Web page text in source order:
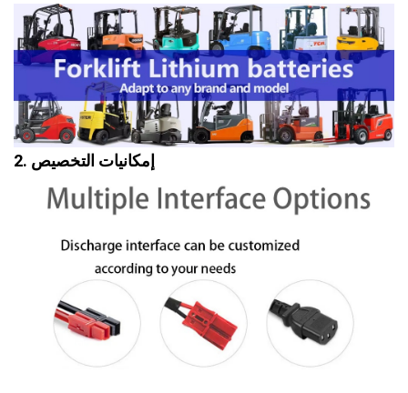
2. إمكانيات التخصيص